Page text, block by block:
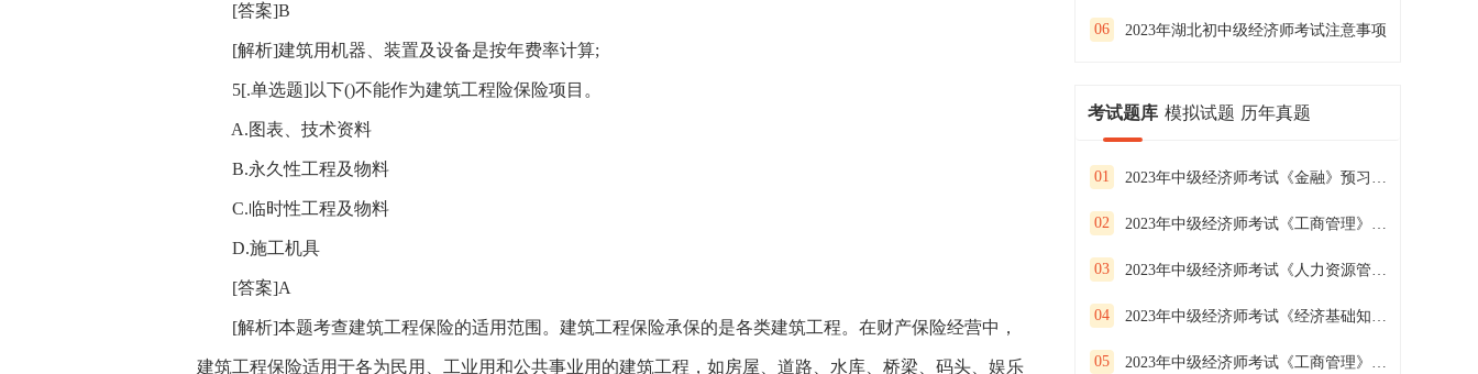
[答案]B
[解析]建筑用机器、装置及设备是按年费率计算;
5[.单选题]以下()不能作为建筑工程险保险项目。
A.图表、技术资料
B.永久性工程及物料
C.临时性工程及物料
D.施工机具
[答案]A
[解析]本题考查建筑工程保险的适用范围。建筑工程保险承保的是各类建筑工程。在财产保险经营中，
建筑工程保险适用于各为民用、工业用和公共事业用的建筑工程，如房屋、道路、水库、桥梁、码头、娱乐
06 2023年湖北初中级经济师考试注意事项
考试题库 模拟试题 历年真题
01 2023年中级经济师考试《金融》预习试卷（二）
02 2023年中级经济师考试《工商管理》预习试卷（一）
03 2023年中级经济师考试《人力资源管理》预习试卷（三）
04 2023年中级经济师考试《经济基础知识》预习试卷（二）
05 2023年中级经济师考试《工商管理》预习试卷（三）